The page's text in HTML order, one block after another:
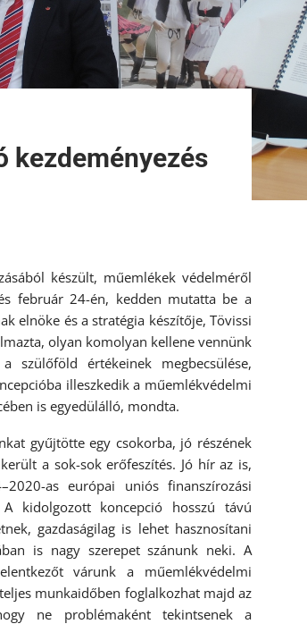
kezdeményezés
készült, műemlékek védelméről
február 24-én, kedden mutatta be a
elnöke és a stratégia készítője, Tövissi
olyan komolyan kellene vennünk
értékeinek megbecsülése,
illeszkedik a műemlékvédelmi
is egyedülálló, mondta.
gyűjtötte egy csokorba, jó részének
a sok-sok erőfeszítés. Jó hír az is,
as európai uniós finanszírozási
kidolgozott koncepció hosszú távú
gazdaságilag is lehet hasznosítani
is nagy szerepet szánunk neki. A
várunk a műemlékvédelmi
munkaidőben foglalkozhat majd az
ne problémaként tekintsenek a